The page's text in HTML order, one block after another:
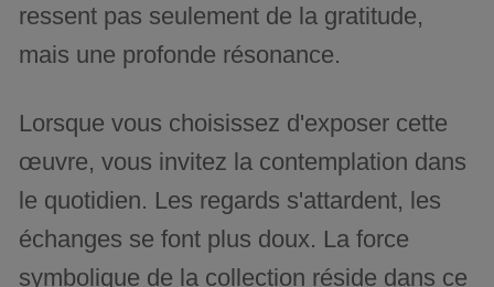
ressent pas seulement de la gratitude,
mais une profonde résonance.
Lorsque vous choisissez d'exposer cette
œuvre, vous invitez la contemplation dans
le quotidien. Les regards s'attardent, les
échanges se font plus doux. La force
symbolique de la collection réside dans ce